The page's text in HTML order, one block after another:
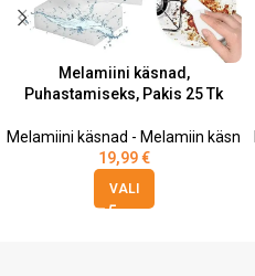
Melamiini käsnad,
Puhastamiseks, Pakis 25 Tk
Melamiini käsnad - Melamiin käsn
19,99€
VALI